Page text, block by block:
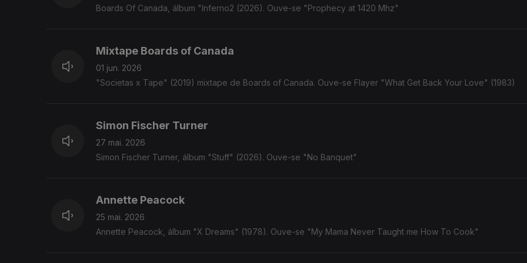
Boards Of Canada, álbum "Inferno2 (2026). Ouve-se "Prophecy at 1420 Mhz"
Mixtape Boards of Canada
01 jun. 2026
"Societas x Tape" (2019) mixtape de Boards of Canada. Ouve-se Flayer "What Get Back Your Love" (1983)
Simon Fischer Turner
27 mai. 2026
Simon Fischer Turner, álbum "Stuff" (2026). Ouve-se "No Banquet"
Annette Peacock
25 mai. 2026
Annette Peacock, álbum "X Dreams" (1978). Ouve-se "My Mama Never Taught me How To Cook"